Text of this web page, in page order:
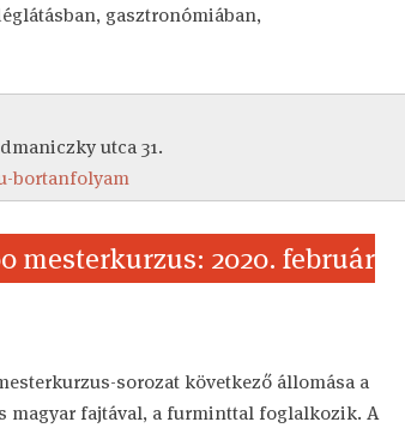
gasztronómiában,
utca 31.
bortanfolyam
mesterkurzus: 2020. február
sorozat következő állomása a
magyar fajtával, a furminttal foglalkozik. A